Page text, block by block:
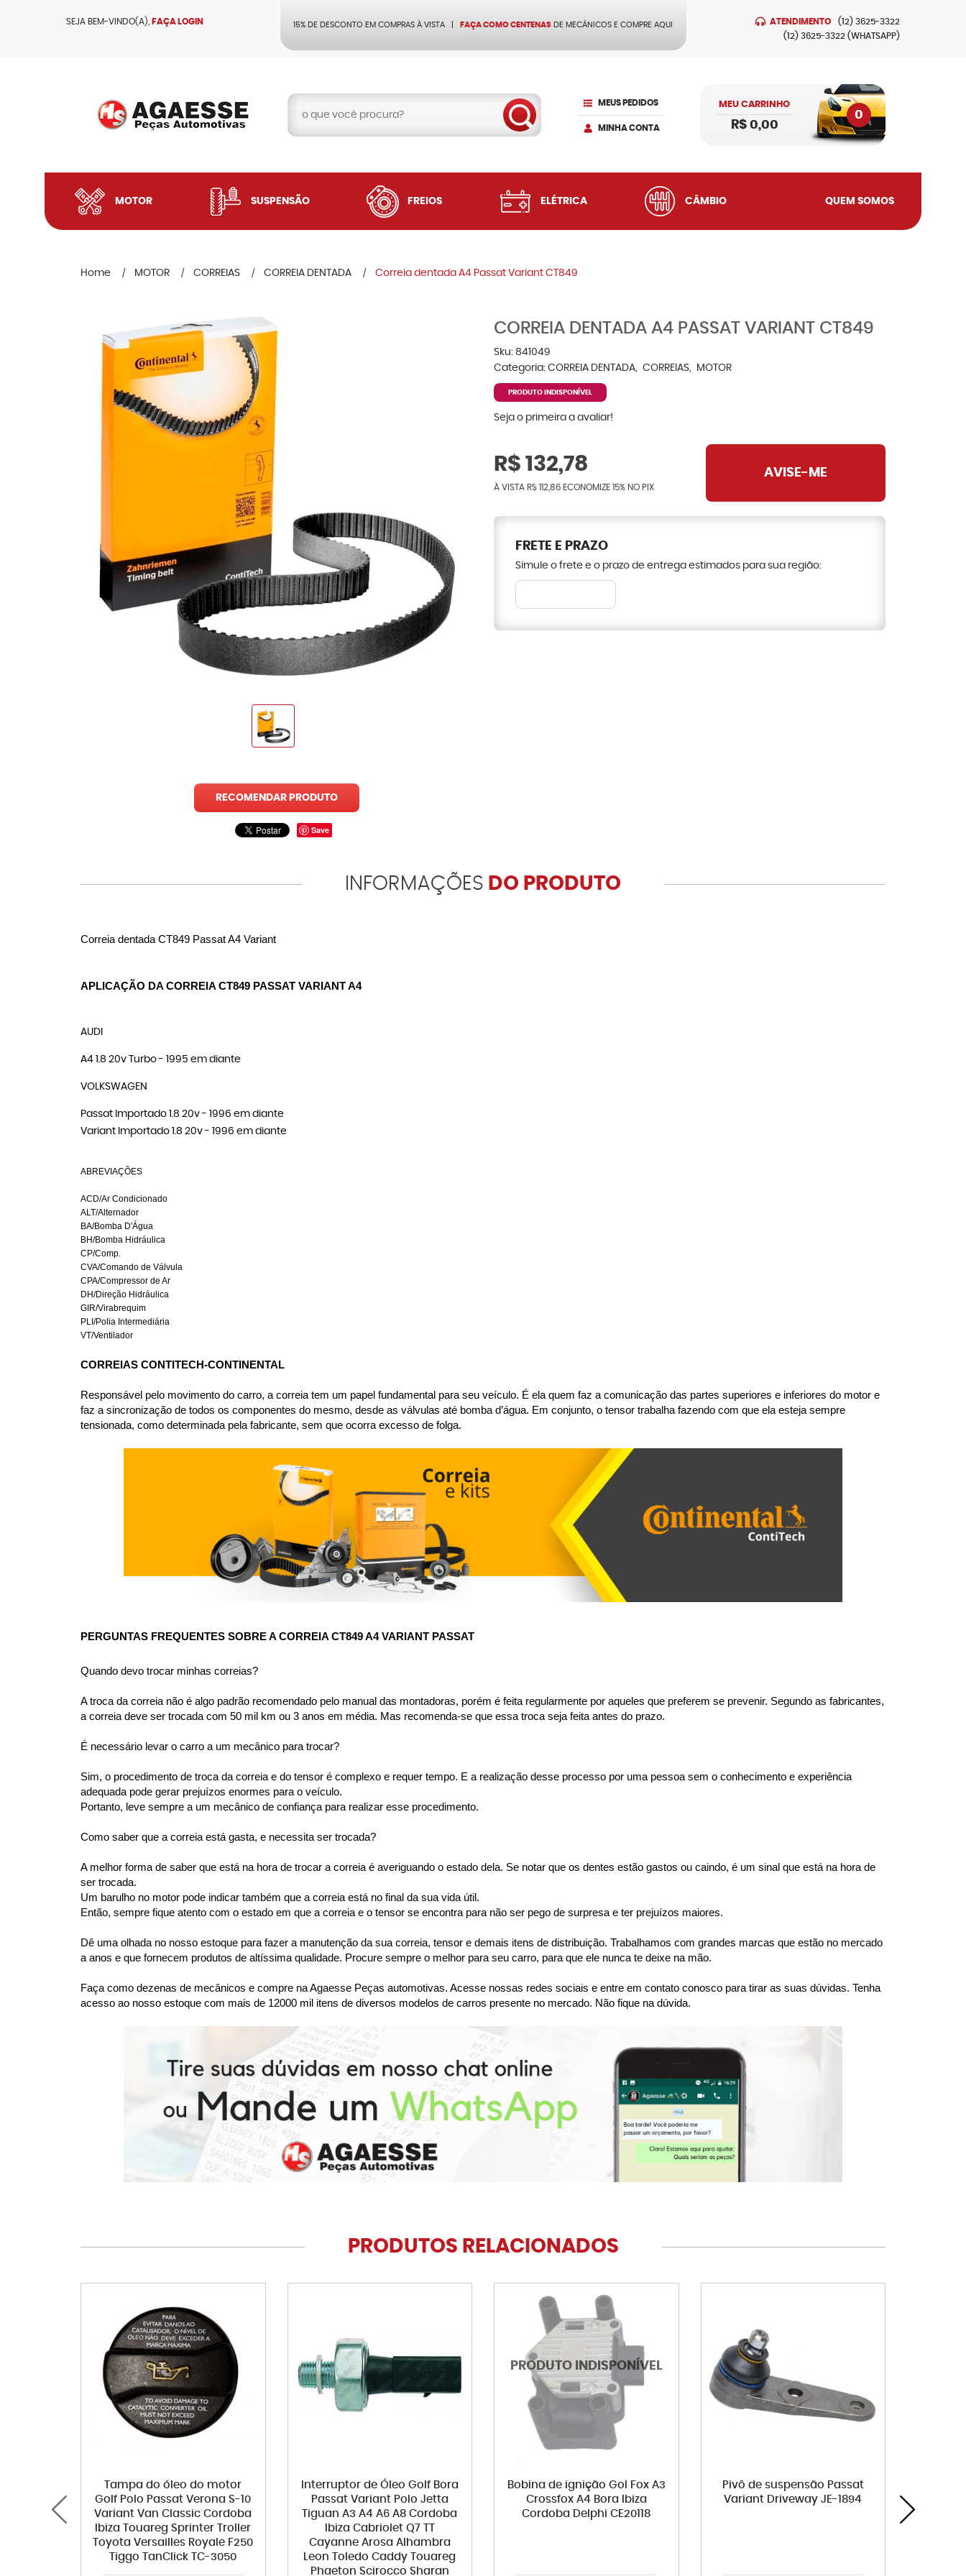
SEJA BEM-VINDO(A), FAÇA LOGIN 15% DE DESCONTO EM COMPRAS À VISTA FAÇA COMO CENTENAS DE MECÂNICOS E COMPRE AQUI ATENDIMENTO (12) 3625-3322
(12) 3625-3322 (WHATSAPP)
MEUS PEDIDOS
MINHA CONTA
MEU CARRINHO
0
R$ 0,00
MOTOR SUSPENSÃO FREIOS ELÉTRICA CÂMBIO QUEM SOMOS
Home MOTOR CORREIAS CORREIA DENTADA Correia dentada A4 Passat Variant CT849
RECOMENDAR PRODUTO
Save
CORREIA DENTADA A4 PASSAT VARIANT CT849
Sku: 841049
Categoria: CORREIA DENTADA CORREIAS MOTOR
PRODUTO INDISPONÍVEL
Seja o primeira a avaliar!
R$ 132,78
À VISTA R$ 112,86 ECONOMIZE 15% NO PIX
AVISE-ME
FRETE E PRAZO
Simule o frete e o prazo de entrega estimados para sua região:
INFORMAÇÕES DO PRODUTO
Correia dentada CT849 Passat A4 Variant
APLICAÇÃO DA CORREIA CT849 PASSAT VARIANT A4
AUDI
A4 1.8 20v Turbo - 1995 em diante
VOLKSWAGEN
Passat Importado 1.8 20v - 1996 em diante
Variant Importado 1.8 20v - 1996 em diante
ABREVIAÇÕES
ACD/Ar Condicionado
ALT/Alternador
BA/Bomba D'Água
BH/Bomba Hidráulica
CP/Comp.
CVA/Comando de Válvula
CPA/Compressor de Ar
DH/Direção Hidráulica
GIR/Virabrequim
PLI/Polia Intermediária
VT/Ventilador
CORREIAS CONTITECH-CONTINENTAL
Responsável pelo movimento do carro, a correia tem um papel fundamental para seu veículo. É ela quem faz a comunicação das partes superiores e inferiores do motor e
faz a sincronização de todos os componentes do mesmo, desde as válvulas até bomba d’água. Em conjunto, o tensor trabalha fazendo com que ela esteja sempre
tensionada, como determinada pela fabricante, sem que ocorra excesso de folga.
PERGUNTAS FREQUENTES SOBRE A CORREIA CT849 A4 VARIANT PASSAT
Quando devo trocar minhas correias?
A troca da correia não é algo padrão recomendado pelo manual das montadoras, porém é feita regularmente por aqueles que preferem se prevenir. Segundo as fabricantes,
a correia deve ser trocada com 50 mil km ou 3 anos em média. Mas recomenda-se que essa troca seja feita antes do prazo.
É necessário levar o carro a um mecânico para trocar?
Sim, o procedimento de troca da correia e do tensor é complexo e requer tempo. E a realização desse processo por uma pessoa sem o conhecimento e experiência
adequada pode gerar prejuízos enormes para o veículo.
Portanto, leve sempre a um mecânico de confiança para realizar esse procedimento.
Como saber que a correia está gasta, e necessita ser trocada?
A melhor forma de saber que está na hora de trocar a correia é averiguando o estado dela. Se notar que os dentes estão gastos ou caindo, é um sinal que está na hora de
ser trocada.
Um barulho no motor pode indicar também que a correia está no final da sua vida útil.
Então, sempre fique atento com o estado em que a correia e o tensor se encontra para não ser pego de surpresa e ter prejuízos maiores.
Dê uma olhada no nosso estoque para fazer a manutenção da sua correia, tensor e demais itens de distribuição. Trabalhamos com grandes marcas que estão no mercado
a anos e que fornecem produtos de altíssima qualidade. Procure sempre o melhor para seu carro, para que ele nunca te deixe na mão.
Faça como dezenas de mecânicos e compre na Agaesse Peças automotivas. Acesse nossas redes sociais e entre em contato conosco para tirar as suas dúvidas. Tenha
acesso ao nosso estoque com mais de 12000 mil itens de diversos modelos de carros presente no mercado. Não fique na dúvida.
PRODUTOS RELACIONADOS
Tampa do óleo do motor
Golf Polo Passat Verona S-10
Variant Van Classic Cordoba
Ibiza Touareg Sprinter Troller
Toyota Versailles Royale F250
Tiggo TanClick TC-3050
Interruptor de Óleo Golf Bora
Passat Variant Polo Jetta
Tiguan A3 A4 A6 A8 Cordoba
Ibiza Cabriolet Q7 TT
Cayanne Arosa Alhambra
Leon Toledo Caddy Touareg
Phaeton Scirocco Sharan
Bobina de ignição Gol Fox A3
Crossfox A4 Bora Ibiza
Cordoba Delphi CE20118
Pivô de suspensão Passat
Variant Driveway JE-1894